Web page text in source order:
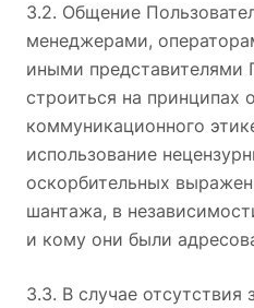
3.2. Общение
менеджерами,
иными представителями
строиться на принципах
коммуникационного
использование
оскорбительных
шантажа, в
и кому они были
3.3. В случае отсутствия